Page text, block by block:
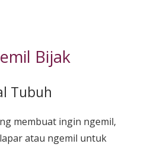
Bijak
Tubuh
membuat ingin ngemil,
atau ngemil untuk